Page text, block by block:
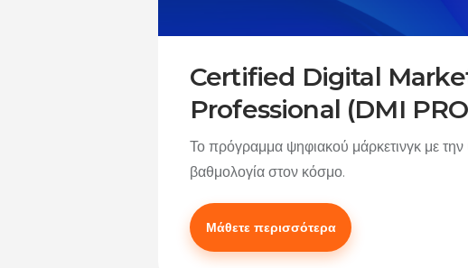
Certified Digital
Professional (DMI
Το πρόγραμμα ψηφιακού μάρκετινγκ με
βαθμολογία στον κόσμο.
Μάθετε περισσότερα